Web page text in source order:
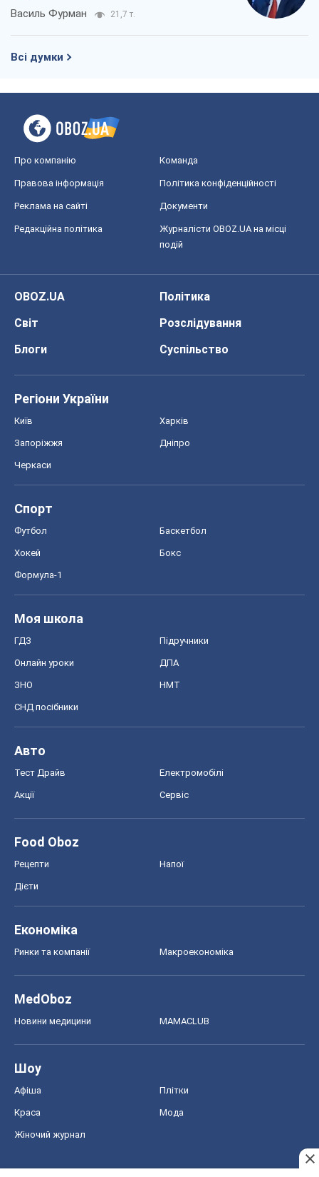
Василь Фурман 21,7 т.
Всі думки
Про компанію Команда
Правова інформація Політика конфіденційності
Реклама на сайті Документи
Редакційна політика
Журналісти OBOZ.UA на місці
подій
OBOZ.UA
Політика
Світ
Розслідування
Блоги
Суспільство
Регіони України
Київ Харків
Запоріжжя Дніпро
Черкаси
Спорт
Футбол Баскетбол
Хокей Бокс
Формула-1
Моя школа
ГДЗ Підручники
Онлайн уроки ДПА
ЗНО НМТ
СНД посібники
Авто
Тест Драйв Електромобілі
Акції Сервіс
Food Oboz
Рецепти Напої
Дієти
Економіка
Ринки та компанії Макроекономіка
MedOboz
Новини медицини MAMACLUB
Шоу
Афіша Плітки
Краса Мода
Жіночий журнал